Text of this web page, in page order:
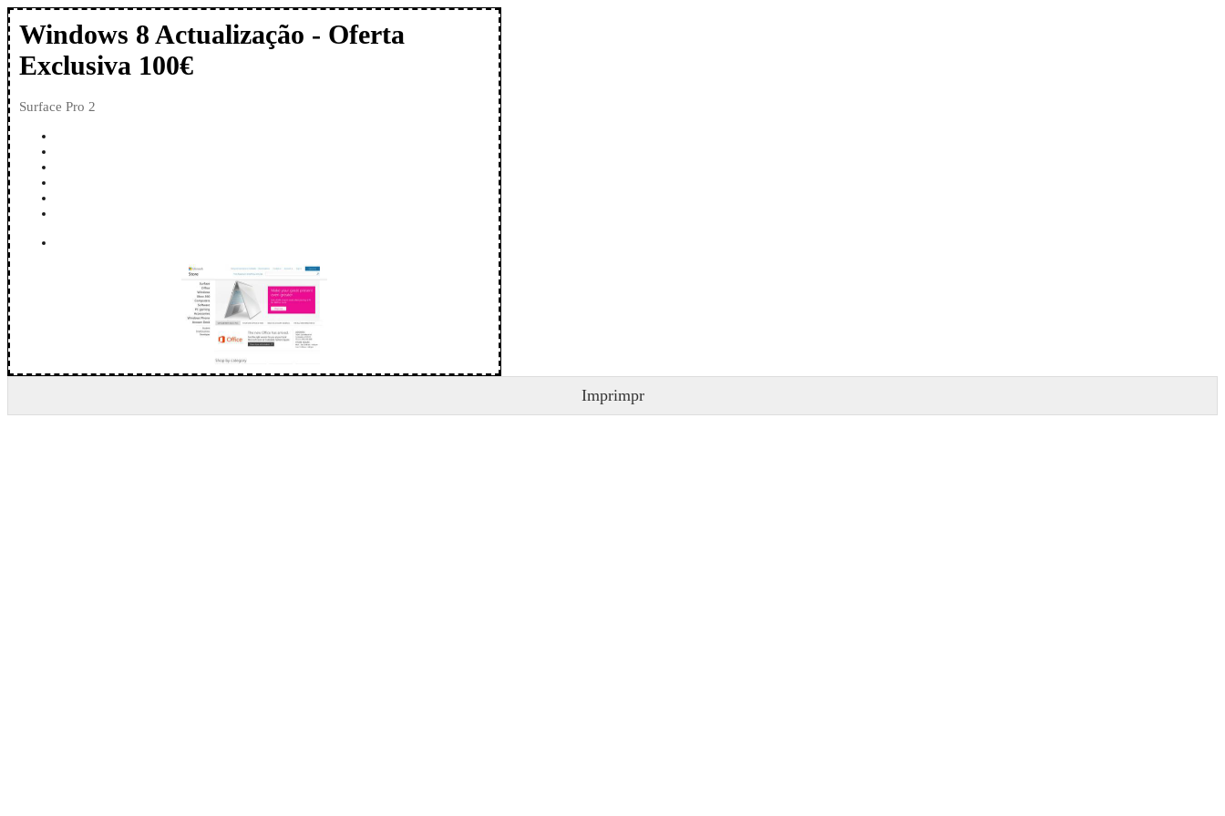
Windows 8 Actualização - Oferta
Exclusiva 100€
Surface Pro 2
Imprimpr